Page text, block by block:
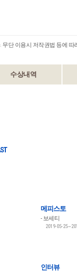
단 이용시 저작권법 등에 따
수상내역
메피스토
보세티
2019-05-
인터뷰